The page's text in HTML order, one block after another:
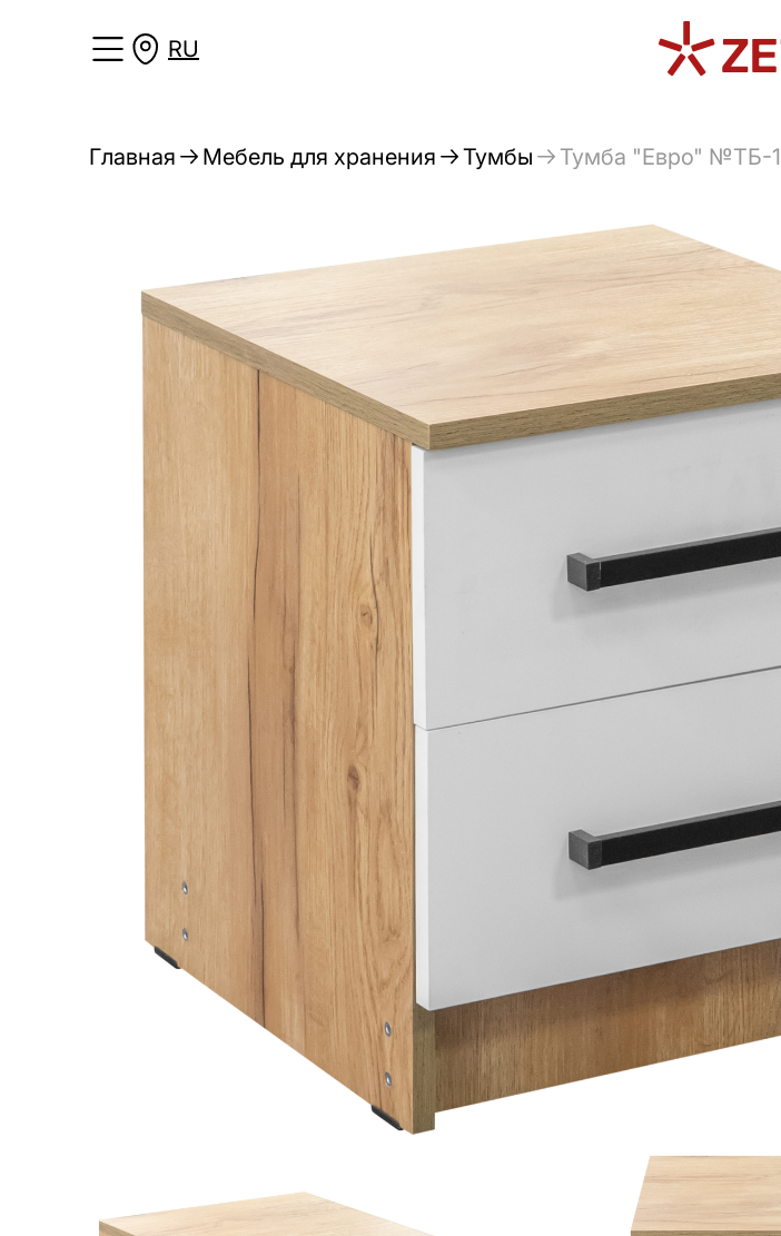
RU
Главная Мебель для хранения Тумбы Тумба "Евро" №ТБ-